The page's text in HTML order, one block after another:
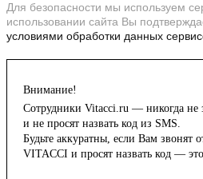
Для безопасности мы используем
использовании сайта Вы
условиями обработки данных
Внимание!
Сотрудники Vitacci.ru — никогда не
и не просят назвать код из SMS.
Будьте аккуратны, если Вам звонят
VITACCI и просят назвать код —